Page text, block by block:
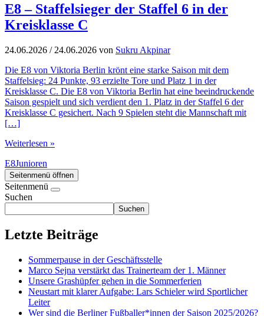
E8 – Staffelsieger der Staffel 6 in der
Kreisklasse C
24.06.2026 / 24.06.2026 von Sukru Akpinar
Die E8 von Viktoria Berlin krönt eine starke Saison mit dem
Staffelsieg: 24 Punkte, 93 erzielte Tore und Platz 1 in der
Kreisklasse C. Die E8 von Viktoria Berlin hat eine beeindruckende
Saison gespielt und sich verdient den 1. Platz in der Staffel 6 der
Kreisklasse C gesichert. Nach 9 Spielen steht die Mannschaft mit
[…]
Weiterlesen »
E8Junioren
Seitenmenü öffnen
Seitenmenü
Suchen
Suchen
Letzte Beiträge
Sommerpause in der Geschäftsstelle
Marco Sejna verstärkt das Trainerteam der 1. Männer
Unsere Grashüpfer gehen in die Sommerferien
Neustart mit klarer Aufgabe: Lars Schieler wird Sportlicher
Leiter
Wer sind die Berliner Fußballer*innen der Saison 2025/2026?